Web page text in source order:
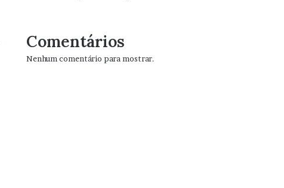
Comentários
Nenhum comentário para mostrar.